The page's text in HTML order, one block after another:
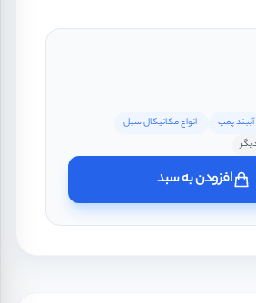
آببند پمپ
انواع مکانیکال سیل
افزودن به سبد